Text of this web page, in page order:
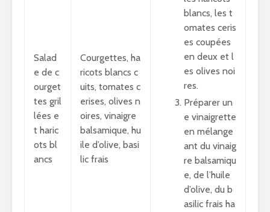
Salad
e de c
ourget
tes gril
lées e
t haric
ots bl
ancs
Courgettes, ha
ricots blancs c
uits, tomates c
erises, olives n
oires, vinaigre
balsamique, hu
ile d’olive, basi
lic frais
blancs, les t
omates ceris
es coupées
en deux et l
es olives noi
res.
Préparer un
e vinaigrette
en mélange
ant du vinaig
re balsamiqu
e, de l’huile
d’olive, du b
asilic frais ha